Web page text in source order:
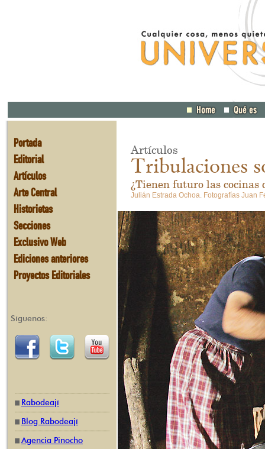
Portada
Editorial
Artículos
Arte Central
Historietas
Secciones
Exclusivo Web
Ediciones anteriores
Proyectos Editoriales
Síguenos:
Rabodeají
Blog Rabodeají
Agencia Pinocho
Artículos
Tribulaciones
¿Tienen futuro las cocinas
Julián Estrada Ochoa. Fotografías Juan